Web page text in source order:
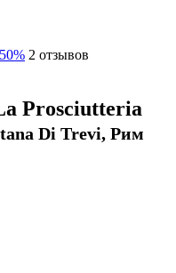
2 отзывов
Prosciutteria
Di Trevi, Рим